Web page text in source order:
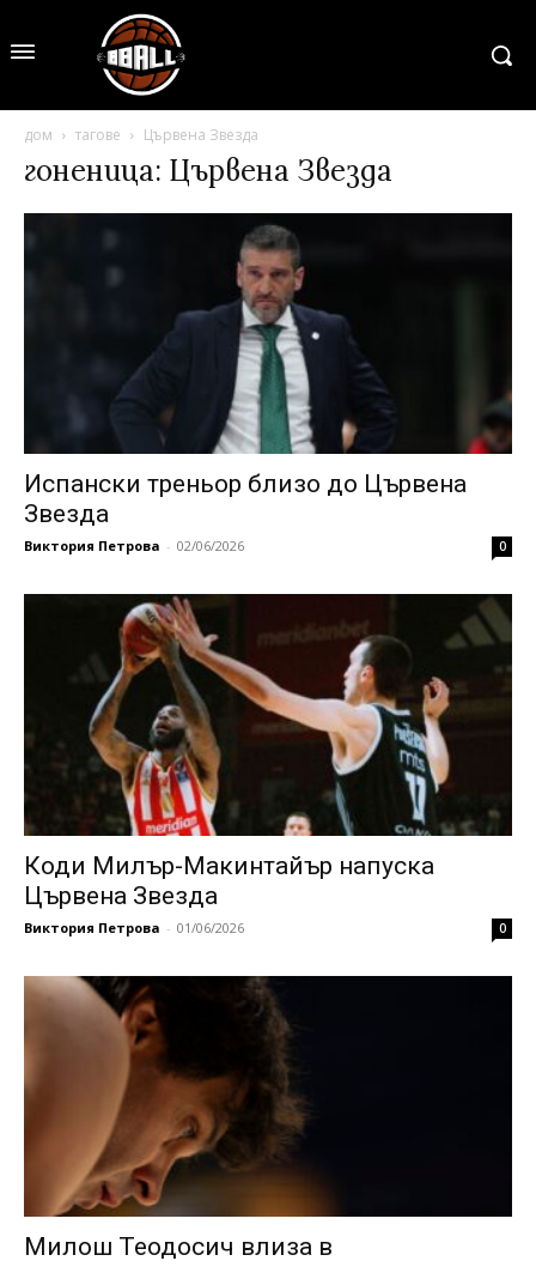
дом тагове Цървена Звезда
гоненица: Цървена Звезда
Испански треньор близо до Цървена
Звезда
Виктория Петрова - 02/06/2026 0
Коди Милър-Макинтайър напуска
Цървена Звезда
Виктория Петрова - 01/06/2026 0
Милош Теодосич влиза в